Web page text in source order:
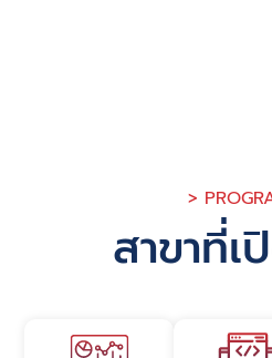
>
สาขาที่